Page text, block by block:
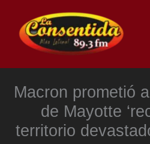
contenido
Macron prometió
de Mayotte
territorio